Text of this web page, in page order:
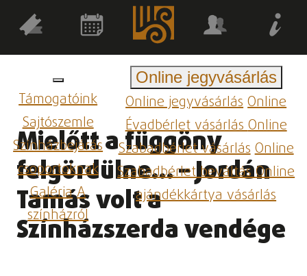
Támogatóink
Sajtószemle
Színházbejárás
csoportoknak
GalériaA
színházról
Online jegyvásárlás
Online jegyvásárlásOnline
Évadbérlet vásárlásOnline
Szabadbérlet vásárlásOnline
Szabadbérlet beváltásOnline
ajándékkártya vásárlás
Mielőtt a függöny
felgördülne… – Jordán
Tamás volt a
Színházszerda vendége